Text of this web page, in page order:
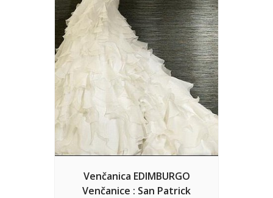
Venčanica EDIMBURGO
Venčanice : San Patrick